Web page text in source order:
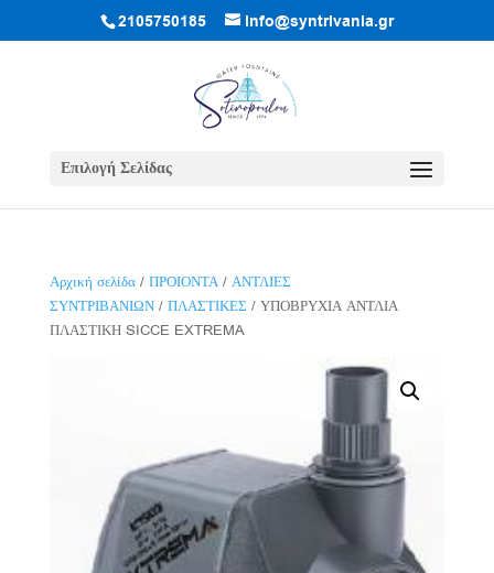
2105750185 info@syntrivania.gr
Επιλογή Σελίδας
Αρχική σελίδα/ ΠΡΟΙΟΝΤΑ/ ΑΝΤΛΙΕΣ
ΣΥΝΤΡΙΒΑΝΙΩΝ/ ΠΛΑΣΤΙΚΕΣ / ΥΠΟΒΡΥΧΙΑ ΑΝΤΛΙΑ
ΠΛΑΣΤΙΚΗ SICCE EXTREMA